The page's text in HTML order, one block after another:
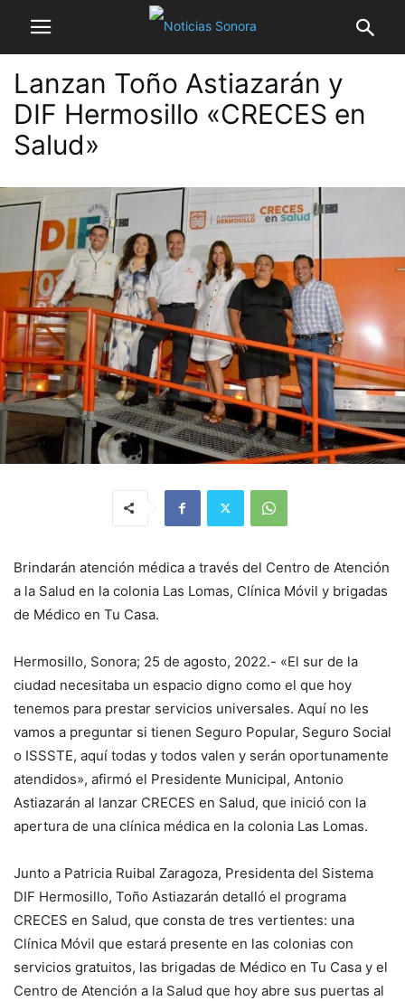
Lanzan Toño Astiazarán y
DIF Hermosillo «CRECES en
Salud»
Brindarán atención médica a través del Centro de Atención
a la Salud en la colonia Las Lomas, Clínica Móvil y brigadas
de Médico en Tu Casa.
Hermosillo, Sonora; 25 de agosto, 2022.- «El sur de la
ciudad necesitaba un espacio digno como el que hoy
tenemos para prestar servicios universales. Aquí no les
vamos a preguntar si tienen Seguro Popular, Seguro Social
o ISSSTE, aquí todas y todos valen y serán oportunamente
atendidos», afirmó el Presidente Municipal, Antonio
Astiazarán al lanzar CRECES en Salud, que inició con la
apertura de una clínica médica en la colonia Las Lomas.
Junto a Patricia Ruibal Zaragoza, Presidenta del Sistema
DIF Hermosillo, Toño Astiazarán detalló el programa
CRECES en Salud, que consta de tres vertientes: una
Clínica Móvil que estará presente en las colonias con
servicios gratuitos, las brigadas de Médico en Tu Casa y el
Centro de Atención a la Salud que hoy abre sus puertas al